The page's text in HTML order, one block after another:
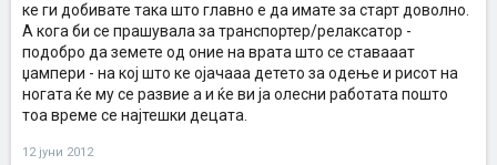
ке ги добивате така што главно е да имате за старт доволно.
А кога би се прашувала за транспортер/релаксатор -
подобро да земете од оние на врата што се ставааат
џампери - на кој што ке ојачааа детето за одење и рисот на
ногата ќе му се развие а и ќе ви ја олесни работата пошто
тоа време се најтешки децата.
12 јуни 2012